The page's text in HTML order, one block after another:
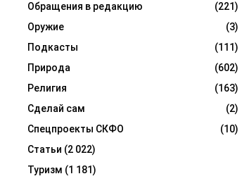
Обращения в редакцию
(221)
Оружие
(3)
Подкасты
(111)
Природа
(602)
Религия
(163)
Сделай сам
(2)
Спецпроекты СКФО
(10)
Статьи (2 022)
Туризм (1 181)